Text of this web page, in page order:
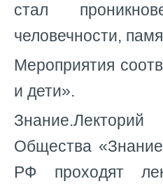
стал
человечности,
Мероприятия
и дети».
Общества
РФ проходят